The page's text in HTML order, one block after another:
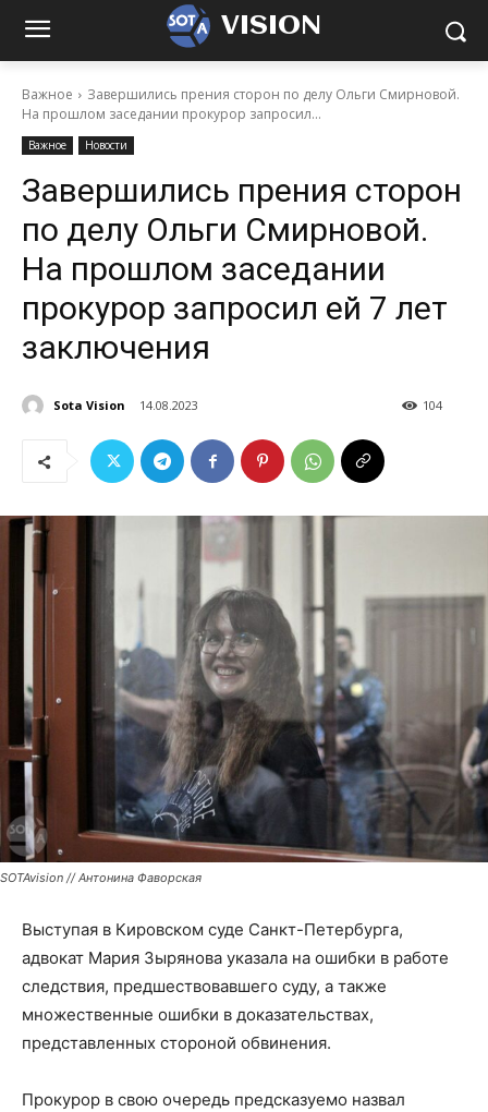
VISION
Важное
Завершились прения сторон по делу Ольги Смирновой.
На прошлом заседании прокурор запросил...
Важное Новости
Завершились прения сторон
по делу Ольги Смирновой.
На прошлом заседании
прокурор запросил ей 7 лет
заключения
Sota Vision 14.08.2023 104
SOTAvision // Антонина Фаворская
Выступая в Кировском суде Санкт-Петербурга,
адвокат Мария Зырянова указала на ошибки в работе
следствия, предшествовавшего суду, а также
множественные ошибки в доказательствах,
представленных стороной обвинения.
Прокурор в свою очередь предсказуемо назвал